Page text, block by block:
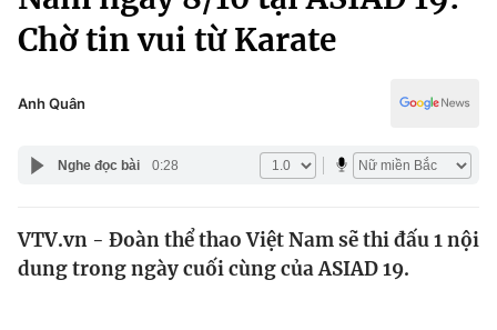
Tin tức
Sự kiện
Bóng đá
Chờ tin vui từ Karate
Anh Quân
Nghe đọc bài 0:28
VTV.vn - Đoàn thể thao Việt Nam sẽ thi đấu 1 nội
dung trong ngày cuối cùng của ASIAD 19.